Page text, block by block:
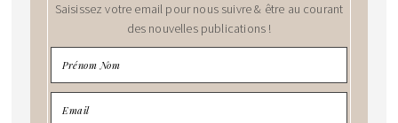
Saisissez votre email pour nous suivre & être au courant
des nouvelles publications !